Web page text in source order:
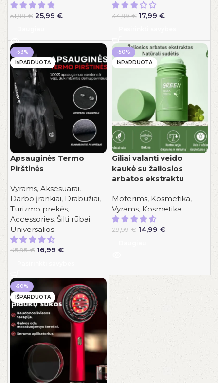
51,99€ Original
51,99 €.
25,99 €Current
25,99 €.
34,99€ Original
34,99 €.
17,99 €Current
17,99 €.
-63%
IŠPARDUOTA
Apsauginės Termo
Pirštinės
Vyrams, Aksesuarai,
Darbo įrankiai, Drabužiai,
Turizmo prekės,
Accessories, Šilti rūbai,
Universalios
45,95€ Original
45,95 €.
16,99 €Current
16,99 €.
-50%
IŠPARDUOTA
Giliai valanti veido
kaukė su žaliosios
arbatos ekstraktu
Moterims, Kosmetika,
Vyrams, Kosmetika
29,99€ Original
14,99 €Current
-50%
IŠPARDUOTA